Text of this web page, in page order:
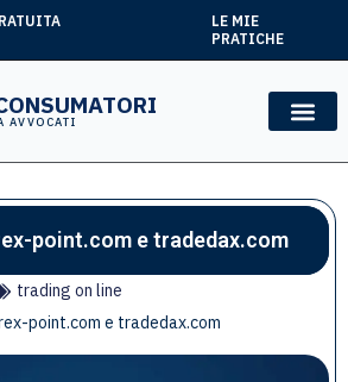
LE MIE
PRATICHE
AVVOCATI
point.com e tradedax.com
trading on line
point.com e tradedax.com